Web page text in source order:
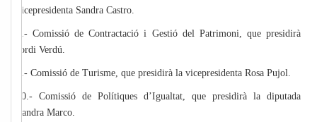
vicepresidenta Sandra Castro.
8.- Comissió de Contractació i Gestió del Patrimoni, que presidirà
Jordi Verdú.
9.- Comissió de Turisme, que presidirà la vicepresidenta Rosa Pujol.
10.- Comissió de Polítiques d’Igualtat, que presidirà la diputada
Sandra Marco.